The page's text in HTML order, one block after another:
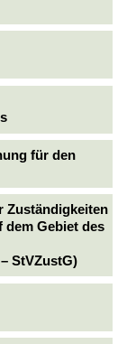
für den
Zuständigkeiten
dem Gebiet des
StVZustG)